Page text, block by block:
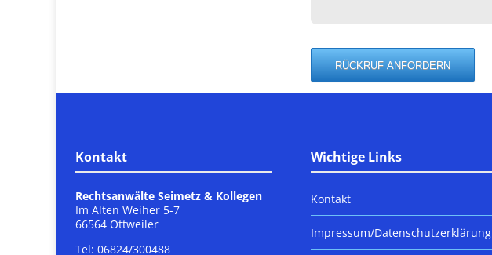
Kontakt
Rechtsanwälte Seimetz & Kollegen
Im Alten Weiher 5-7
66564 Ottweiler
Tel: 06824/300488
Wichtige Links
Kontakt
Impressum/Datenschutzerklärung